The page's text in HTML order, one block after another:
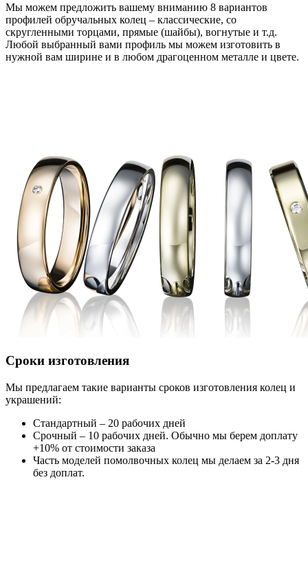
Мы можем предложить вашему вниманию 8 вариантов
профилей обручальных колец – классические, со
скругленными торцами, прямые (шайбы), вогнутые и т.д.
Любой выбранный вами профиль мы можем изготовить в
нужной вам ширине и в любом драгоценном металле и цвете.
Сроки изготовления
Мы предлагаем такие варианты сроков изготовления колец и
украшений:
Стандартный – 20 рабочих дней
Срочный – 10 рабочих дней. Обычно мы берем доплату
+10% от стоимости заказа
Часть моделей помолвочных колец мы делаем за 2-3 дня
без доплат.